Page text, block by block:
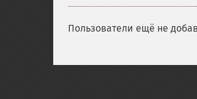
Пользователи ещё не